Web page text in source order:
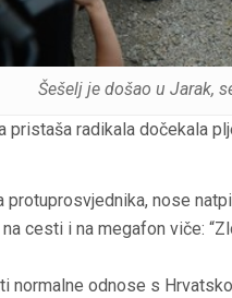
Šešelj je došao u Jarak,
pristaša radikala dočekala
protuprosvjednika, nose
cesti i na megafon viče:
normalne odnose s